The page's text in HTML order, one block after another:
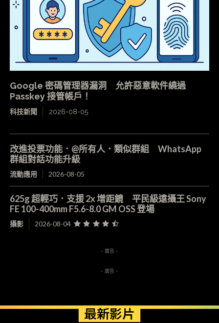
Google 密碼管理器漏洞 允許惡意軟件繞過
Passkey 接管帳戶！
科技新聞 2026-08-05
改進投票功能．@所有人．類似群組 WhatsApp
群組對話功能升級
流動應用 2026-08-05
625g 超輕巧．支援 2x 增距鏡 平民級遠攝王 Sony
FE 100-400mm F5.6-8.0 GM OSS 登場
攝影 2026-08-04
- 廣告 -
- 廣告 -
最新影片